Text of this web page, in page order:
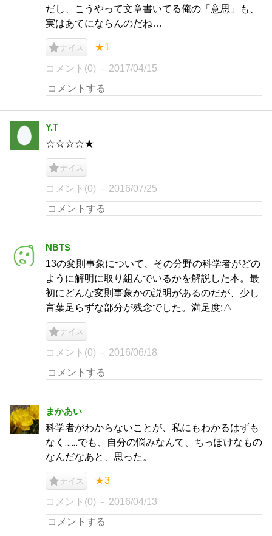
だし、こうやって文章書いてる俺の「意思」も、
実はあてにならんのだね…
ナイス ★1
コメント(0) 2017/04/15
Y.T
☆☆☆☆★
ナイス
コメント(0) 2016/07/25
NBTS
13の変則事象について、その分野の科学者がどの
ように解明に取り組んでいるかを解説した本。最
初にどんな変則事象かの説明があるのだが、少し
言葉足らずな部分が残念でした。満足度:△
ナイス
コメント(0) 2016/06/18
まかあい
科学者がわからないことが、私にもわかるはずも
なく‥‥‥でも、自分の悩みなんて、ちっぽけなもの
なんだなあと、思った。
ナイス ★3
コメント(0) 2016/04/13